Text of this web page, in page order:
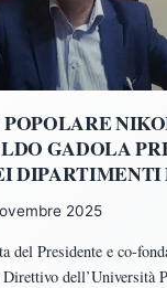
GADOLA
DIPARTIMENTI
2025
del Presidente e co-
dell’Università